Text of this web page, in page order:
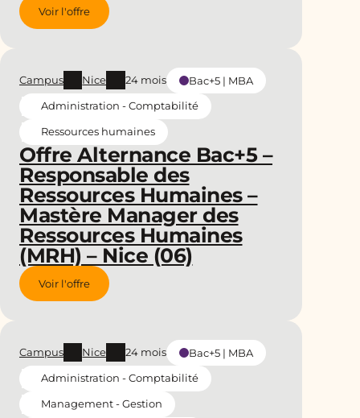
Voir l'offre
Offre Alternance Bac+5 –
Responsable des
Ressources Humaines –
Mastère Manager des
Ressources Humaines
(MRH) – Nice (06)
Campus Nice 24 mois
Bac+5 | MBA
Administration - Comptabilité
Ressources humaines
Voir l'offre
Campus Nice 24 mois
Bac+5 | MBA
Administration - Comptabilité
Management - Gestion